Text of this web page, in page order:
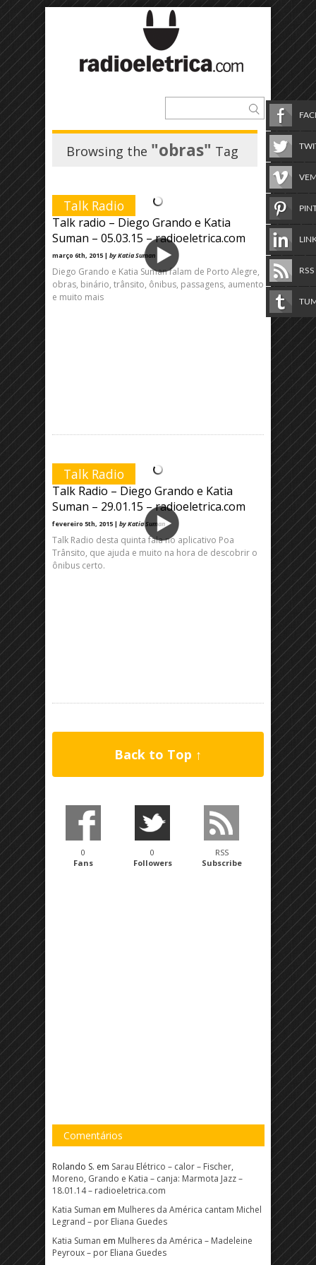
Browsing the "obras" Tag
Talk Radio
Talk radio – Diego Grando e Katia
Suman – 05.03.15 – radioeletrica.com
março 6th, 2015 | by Katia Suman
Diego Grando e Katia Suman falam de Porto Alegre,
obras, binário, trânsito, ônibus, passagens, aumento
e muito mais
Talk Radio
Talk Radio – Diego Grando e Katia
Suman – 29.01.15 – radioeletrica.com
fevereiro 5th, 2015 | by Katia Suman
Talk Radio desta quinta fala no aplicativo Poa
Trânsito, que ajuda e muito na hora de descobrir o
ônibus certo.
Back to Top ↑
0
Fans
0
Followers
RSS
Subscribe
Comentários
Rolando S. em Sarau Elétrico – calor – Fischer,
Moreno, Grando e Katia – canja: Marmota Jazz –
18.01.14 – radioeletrica.com
Katia Suman em Mulheres da América cantam Michel
Legrand – por Eliana Guedes
Katia Suman em Mulheres da América – Madeleine
Peyroux – por Eliana Guedes
RSS